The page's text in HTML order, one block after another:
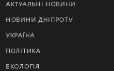
АКТУАЛЬНІ НОВИНИ
НОВИНИ ДНІПРОTV
УКРАЇНА
ПОЛІТИКА
ЕКОЛОГІЯ